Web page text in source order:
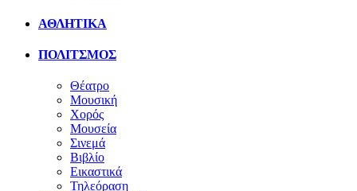
ΑΘΛΗΤΙΚΑ
ΠΟΛΙΤΣΜΟΣ
Θέατρο
Μουσική
Χορός
Μουσεία
Σινεμά
Βιβλίο
Εικαστικά
Τηλεόραση